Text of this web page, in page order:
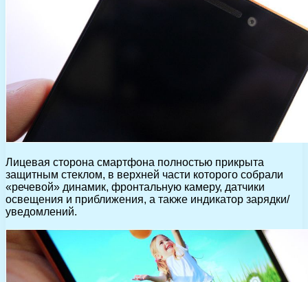
Лицевая сторона смартфона полностью прикрыта
защитным стеклом, в верхней части которого собрали
«речевой» динамик, фронтальную камеру, датчики
освещения и приближения, а также индикатор зарядки/
уведомлений.